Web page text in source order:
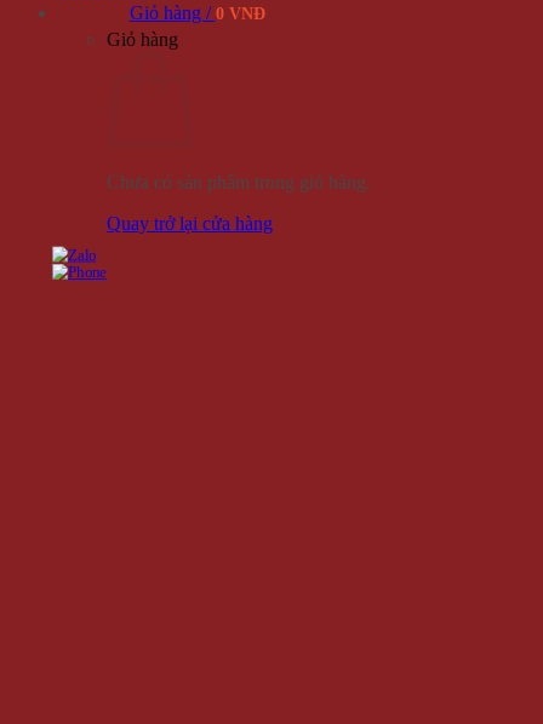
Giỏ hàng / 0 VNĐ
Giỏ hàng
Chưa có sản phẩm trong giỏ hàng.
Quay trở lại cửa hàng